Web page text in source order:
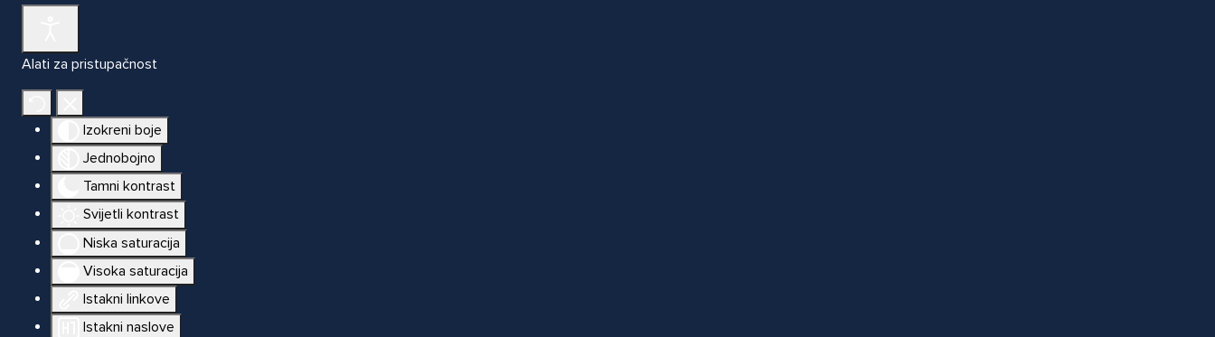
Alati za pristupačnost
Izokreni boje
Jednobojno
Tamni kontrast
Svijetli kontrast
Niska saturacija
Visoka saturacija
Istakni linkove
Istakni naslove